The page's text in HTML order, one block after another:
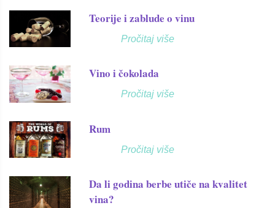
Teorije i zablude o vinu
Pročitaj više
Vino i čokolada
Pročitaj više
Rum
Pročitaj više
Da li godina berbe utiče na kvalitet
vina?